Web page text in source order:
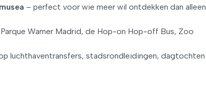
– perfect voor wie meer wil ontdekken dan alleen
Warner Madrid, de Hop-on Hop-off Bus, Zoo
luchthaventransfers, stadsrondleidingen, dagtochten